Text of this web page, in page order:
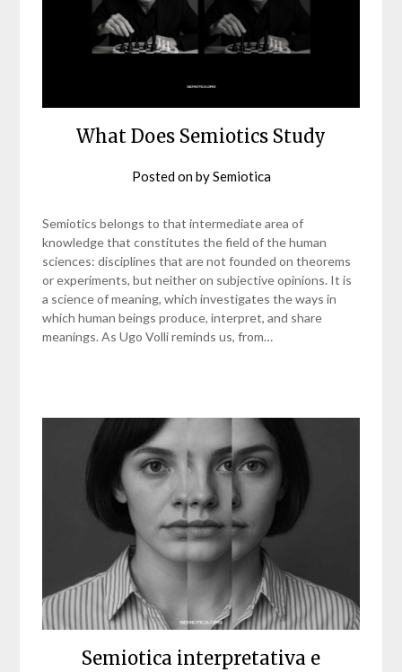
What Does Semiotics Study
Posted onbySemiotica
Semiotics belongs to that intermediate area of
knowledge that constitutes the field of the human
sciences: disciplines that are not founded on theorems
or experiments, but neither on subjective opinions. It is
a science of meaning, which investigates the ways in
which human beings produce, interpret, and share
meanings. As Ugo Volli reminds us, from…
Semiotica interpretativa e